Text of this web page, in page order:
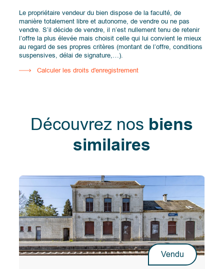
Le propriétaire vendeur du bien dispose de la faculté, de
manière totalement libre et autonome, de vendre ou ne pas
vendre. S’il décide de vendre, il n’est nullement tenu de retenir
l’offre la plus élevée mais choisit celle qui lui convient le mieux
au regard de ses propres critères (montant de l’offre, conditions
suspensives, délai de signature,…).
Calculer les droits d'enregistrement
Découvrez nos biens
similaires
Vendu